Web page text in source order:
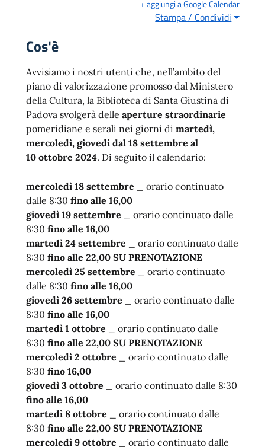
+ aggiungi a Google Calendar
Stampa / Condividi
Cos'è
Avvisiamo i nostri utenti che, nell’ambito del
piano di valorizzazione promosso dal Ministero
della Cultura, la Biblioteca di Santa Giustina di
Padova svolgerà delle aperture straordinarie
pomeridiane e serali nei giorni di martedì,
mercoledì, giovedì dal 18 settembre al
10 ottobre 2024. Di seguito il calendario:
mercoledì 18 settembre _ orario continuato
dalle 8:30 fino alle 16,00
giovedì 19 settembre _ orario continuato dalle
8:30 fino alle 16,00
martedì 24 settembre _ orario continuato dalle
8:30 fino alle 22,00 SU PRENOTAZIONE
mercoledì 25 settembre _ orario continuato
dalle 8:30 fino alle 16,00
giovedì 26 settembre _ orario continuato dalle
8:30 fino alle 16,00
martedì 1 ottobre _ orario continuato dalle
8:30 fino alle 22,00 SU PRENOTAZIONE
mercoledì 2 ottobre _ orario continuato dalle
8:30 fino 16,00
giovedì 3 ottobre _ orario continuato dalle 8:30
fino alle 16,00
martedì 8 ottobre _ orario continuato dalle
8:30 fino alle 22,00 SU PRENOTAZIONE
mercoledì 9 ottobre _ orario continuato dalle